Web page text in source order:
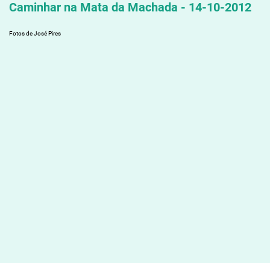
Caminhar na Mata da Machada - 14-10-2012
Fotos de José Pires